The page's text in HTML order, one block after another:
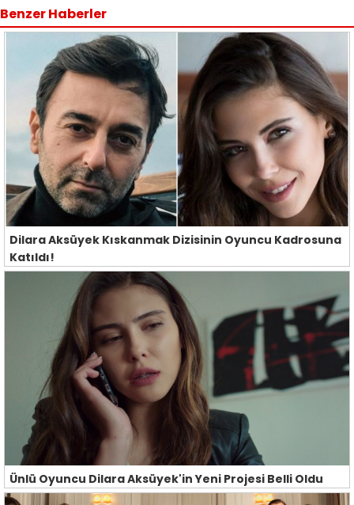
Benzer Haberler
Dilara Aksüyek Kıskanmak Dizisinin Oyuncu Kadrosuna
Katıldı!
Ünlü Oyuncu Dilara Aksüyek'in Yeni Projesi Belli Oldu